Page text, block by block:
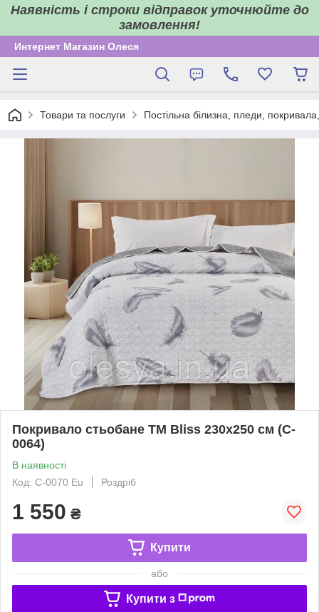
Наявність і строки відправок уточнюйте до
замовлення!
Интернет Магазин Олеся
Товари та послуги Постільна білизна, пледи,
Покривало стьобане ТМ Bliss 230х250 см (C-
0064)
В наявності
Код: С-0070 Eu
Роздріб
1 550 ₴
Купити
або
Купити з